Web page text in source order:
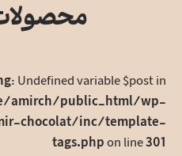
: Undefined variable $post in
amirch/public_html/wp-
chocolat/inc/template-
tags.phpon line301